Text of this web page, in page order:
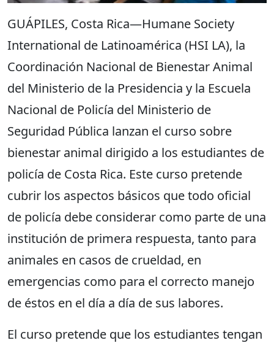
GUÁPILES, Costa Rica—Humane Society
International de Latinoamérica (HSI LA), la
Coordinación Nacional de Bienestar Animal
del Ministerio de la Presidencia y la Escuela
Nacional de Policía del Ministerio de
Seguridad Pública lanzan el curso sobre
bienestar animal dirigido a los estudiantes de
policía de Costa Rica. Este curso pretende
cubrir los aspectos básicos que todo oficial
de policía debe considerar como parte de una
institución de primera respuesta, tanto para
animales en casos de crueldad, en
emergencias como para el correcto manejo
de éstos en el día a día de sus labores.
El curso pretende que los estudiantes tengan